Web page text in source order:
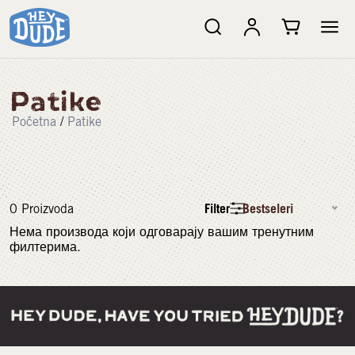
Patike
Početna / Patike
0Proizvoda Filter Bestseleri
Нема производа који одговарају вашим тренутним
филтерима.